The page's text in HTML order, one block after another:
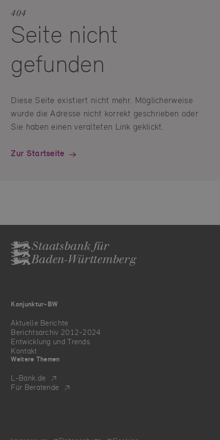
404
Seite nicht
gefunden
Diese Seite existiert nicht mehr. Möglicherweise
wurde die Adresse nicht korrekt geschrieben oder
Sie haben einen veralteten Link geklickt.
Zur Startseite
Staatsbank für
Baden-Württemberg
Konjunktur-BW
Aktuelle Berichte
Berichtsarchiv 2012-2024
Entwicklung und Trends
Kontakt
Weitere Themen
L‑Bank.de
Für Beratende